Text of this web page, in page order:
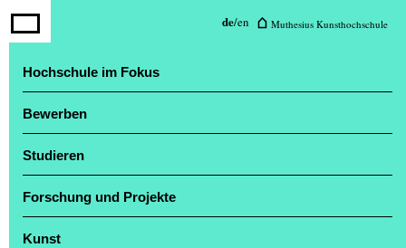
Muthesius Kunsthochschule
de/en Muthesius Kunsthochschule
Hochschule im Fokus
Bewerben
Studieren
Forschung und Projekte
Kunst